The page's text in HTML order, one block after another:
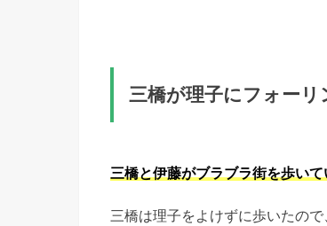
三橋が理子にフォーリ
三橋と伊藤がブラブラ街を歩い
三橋は理子をよけずに歩いたので